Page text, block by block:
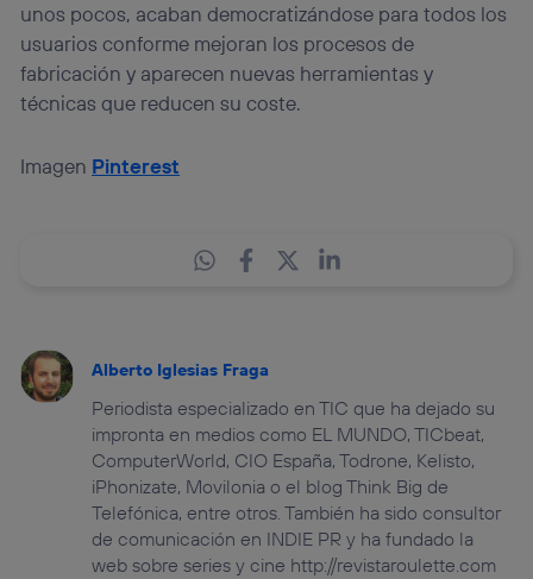
unos pocos, acaban democratizándose para todos los
usuarios conforme mejoran los procesos de
fabricación y aparecen nuevas herramientas y
técnicas que reducen su coste.
Imagen Pinterest
Alberto Iglesias Fraga
Periodista especializado en TIC que ha dejado su
impronta en medios como EL MUNDO, TICbeat,
ComputerWorld, CIO España, Todrone, Kelisto,
iPhonizate, Movilonia o el blog Think Big de
Telefónica, entre otros. También ha sido consultor
de comunicación en INDIE PR y ha fundado la
web sobre series y cine http://revistaroulette.com